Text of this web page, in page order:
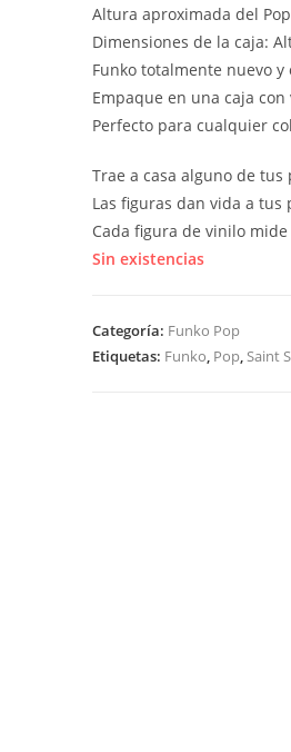
Altura aproximada del
Dimensiones de la caja:
Funko totalmente nuevo y
Empaque en una caja
Perfecto para cualquier
Trae a casa alguno de tus
Las figuras dan vida a
Cada figura de vinilo
Sin existencias
Categoría: Funko Pop
Etiquetas: Funko, Pop,Saint